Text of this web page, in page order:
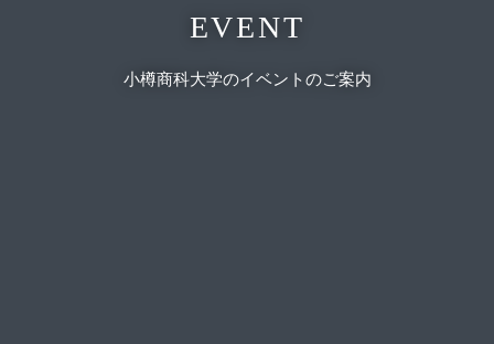
EVENT
小樽商科大学のイベントのご案内